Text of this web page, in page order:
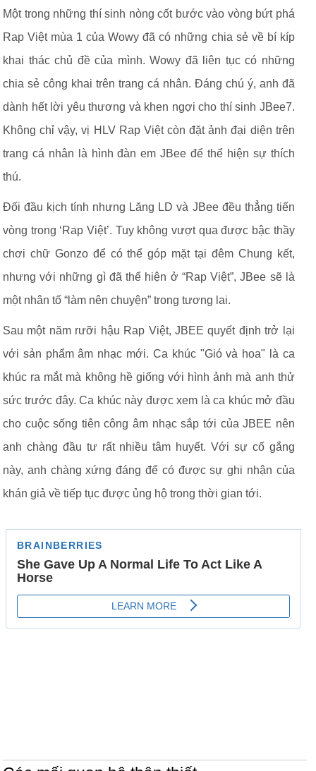
Một trong những thí sinh nòng cốt bước vào vòng bứt phá
Rap Việt mùa 1 của Wowy đã có những chia sẻ về bí kíp
khai thác chủ đề của mình. Wowy đã liên tục có những
chia sẻ công khai trên trang cá nhân. Đáng chú ý, anh đã
dành hết lời yêu thương và khen ngợi cho thí sinh JBee7.
Không chỉ vậy, vị HLV Rap Việt còn đặt ảnh đại diện trên
trang cá nhân là hình đàn em JBee để thể hiện sự thích
thú.
Đối đầu kịch tính nhưng Lăng LD và JBee đều thẳng tiến
vòng trong ‘Rap Việt’. Tuy không vượt qua được bậc thầy
chơi chữ Gonzo để có thể góp mặt tại đêm Chung kết,
nhưng với những gì đã thể hiện ở “Rap Việt”, JBee sẽ là
một nhân tố “làm nên chuyện” trong tương lai.
Sau một năm rưỡi hậu Rap Việt, JBEE quyết định trở lại
với sản phẩm âm nhạc mới. Ca khúc "Gió và hoa" là ca
khúc ra mắt mà không hề giống với hình ảnh mà anh thử
sức trước đây. Ca khúc này được xem là ca khúc mở đầu
cho cuộc sống tiên công âm nhạc sắp tới của JBEE nên
anh chàng đầu tư rất nhiều tâm huyết. Với sự cố gắng
này, anh chàng xứng đáng để có được sự ghi nhận của
khán giả về tiếp tục được ủng hộ trong thời gian tới.